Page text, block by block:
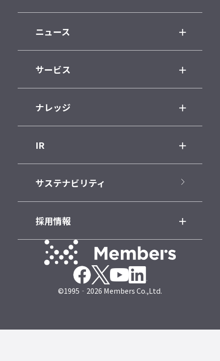
ニュース
サービス
ナレッジ
IR
サステナビリティ
採用情報
©1995‐2026 Members Co.,Ltd.